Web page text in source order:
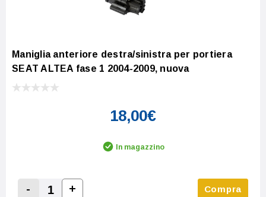
Maniglia anteriore destra/sinistra per portiera
SEAT ALTEA fase 1 2004-2009, nuova
18,00€
In magazzino
- + Compra